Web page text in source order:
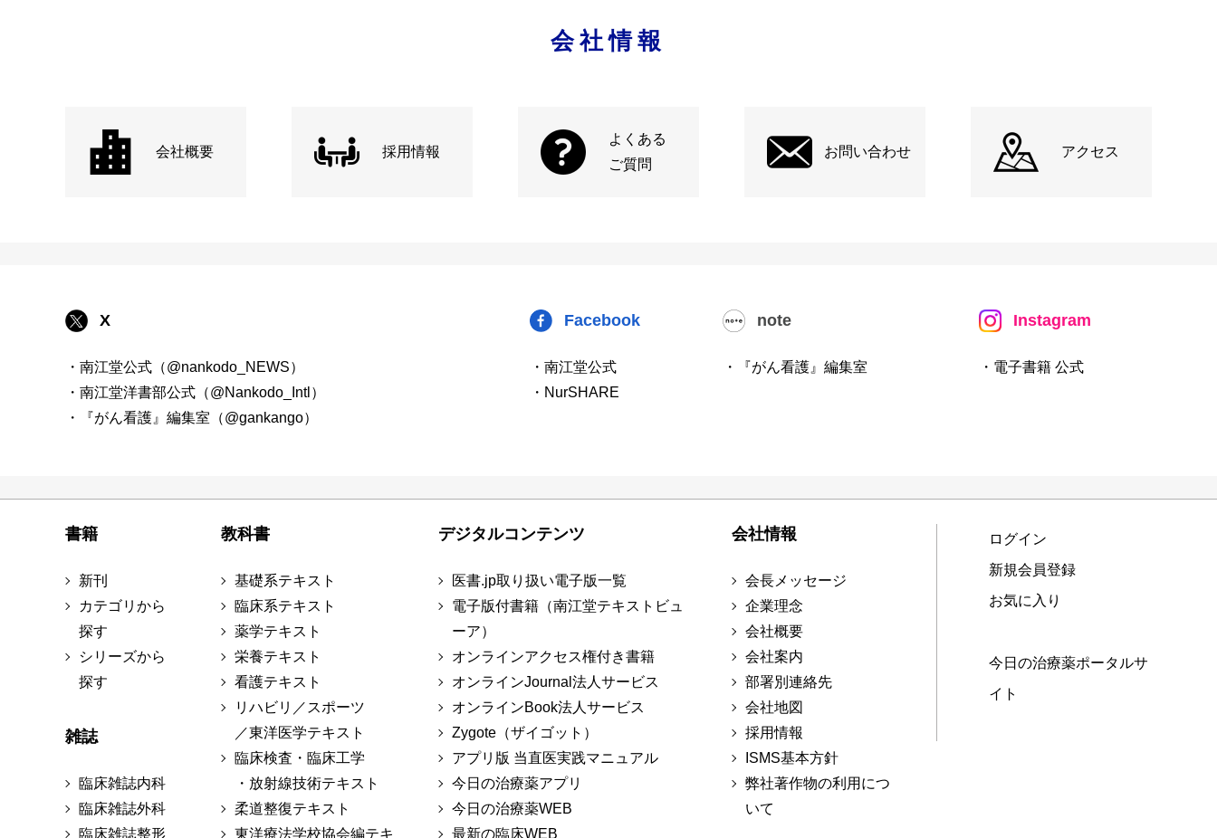
会社情報
会社概要 採用情報
よくある
ご質問
お問い合わせ アクセス
X
・南江堂公式（@nankodo_NEWS）
・南江堂洋書部公式（@Nankodo_Intl）
・『がん看護』編集室（@gankango）
Facebook
・南江堂公式
・NurSHARE
note
・『がん看護』編集室
Instagram
・電子書籍 公式
書籍
新刊
カテゴリから
探す
シリーズから
探す
雑誌
臨床雑誌内科
臨床雑誌外科
臨床雑誌整形
教科書
基礎系テキスト
臨床系テキスト
薬学テキスト
栄養テキスト
看護テキスト
リハビリ／スポーツ
／東洋医学テキスト
臨床検査・臨床工学
・放射線技術テキスト
柔道整復テキスト
東洋療法学校協会編テキ
デジタルコンテンツ
医書.jp取り扱い電子版一覧
電子版付書籍（南江堂テキストビュ
ーア）
オンラインアクセス権付き書籍
オンラインJournal法人サービス
オンラインBook法人サービス
Zygote（ザイゴット）
アプリ版 当直医実践マニュアル
今日の治療薬アプリ
今日の治療薬WEB
最新の臨床WEB
会社情報
会長メッセージ
企業理念
会社概要
会社案内
部署別連絡先
会社地図
採用情報
ISMS基本方針
弊社著作物の利用につ
いて
ログイン
新規会員登録
お気に入り
今日の治療薬ポータルサ
イト